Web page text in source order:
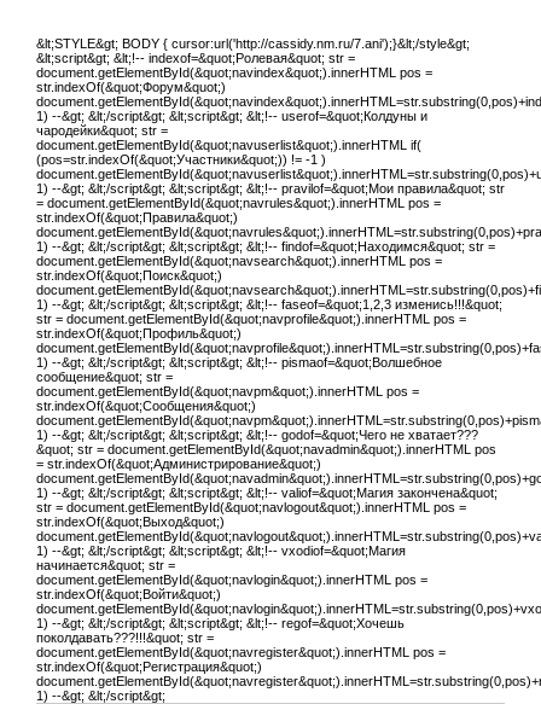
&lt;STYLE&gt; BODY { cursor:url('http://cassidy.nm.ru/7.ani');}&lt;/style&gt;
&lt;script&gt; &lt;!-- indexof=&quot;Ролевая&quot; str =
document.getElementById(&quot;navindex&quot;).innerHTML pos =
str.indexOf(&quot;Форум&quot;)
1) --&gt; &lt;/script&gt; &lt;script&gt; &lt;!-- userof=&quot;Колдуны и
чародейки&quot; str =
document.getElementById(&quot;navuserlist&quot;).innerHTML if(
(pos=str.indexOf(&quot;Участники&quot;)) != -1 )
1) --&gt; &lt;/script&gt; &lt;script&gt; &lt;!-- pravilof=&quot;Мои правила&quot; str
= document.getElementById(&quot;navrules&quot;).innerHTML pos =
str.indexOf(&quot;Правила&quot;)
1) --&gt; &lt;/script&gt; &lt;script&gt; &lt;!-- findof=&quot;Находимся&quot; str =
document.getElementById(&quot;navsearch&quot;).innerHTML pos =
str.indexOf(&quot;Поиск&quot;)
1) --&gt; &lt;/script&gt; &lt;script&gt; &lt;!-- faseof=&quot;1,2,3 изменись!!!&quot;
str = document.getElementById(&quot;navprofile&quot;).innerHTML pos =
str.indexOf(&quot;Профиль&quot;)
1) --&gt; &lt;/script&gt; &lt;script&gt; &lt;!-- pismaof=&quot;Волшебное
сообщение&quot; str =
document.getElementById(&quot;navpm&quot;).innerHTML pos =
str.indexOf(&quot;Сообщения&quot;)
1) --&gt; &lt;/script&gt; &lt;script&gt; &lt;!-- godof=&quot;Чего не хватает???
&quot; str = document.getElementById(&quot;navadmin&quot;).innerHTML pos
= str.indexOf(&quot;Администрирование&quot;)
1) --&gt; &lt;/script&gt; &lt;script&gt; &lt;!-- valiof=&quot;Магия закончена&quot;
str = document.getElementById(&quot;navlogout&quot;).innerHTML pos =
str.indexOf(&quot;Выход&quot;)
1) --&gt; &lt;/script&gt; &lt;script&gt; &lt;!-- vxodiof=&quot;Магия
начинается&quot; str =
document.getElementById(&quot;navlogin&quot;).innerHTML pos =
str.indexOf(&quot;Войти&quot;)
1) --&gt; &lt;/script&gt; &lt;script&gt; &lt;!-- regof=&quot;Хочешь
поколдавать???!!!&quot; str =
document.getElementById(&quot;navregister&quot;).innerHTML pos =
str.indexOf(&quot;Регистрация&quot;)
1) --&gt; &lt;/script&gt;